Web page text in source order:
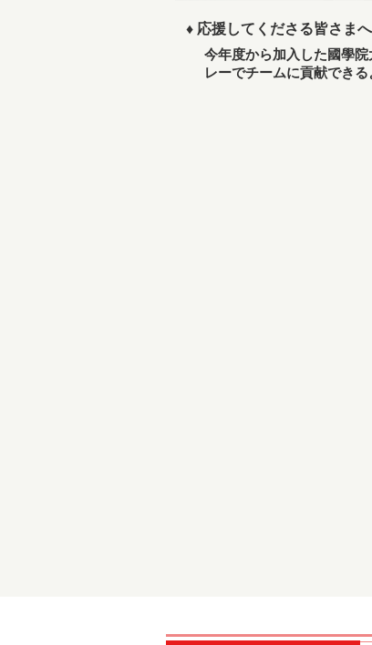
♦ 応援してくださる皆さまへ
今年度から加入した國學
レーでチームに貢献でき